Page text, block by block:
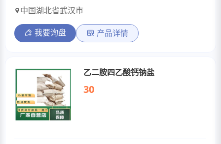
中国湖北省武汉市
我要询盘 产品详情
乙二胺四乙酸钙钠盐
30